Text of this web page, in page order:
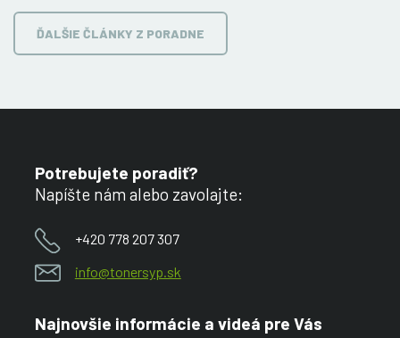
ĎALŠIE ČLÁNKY Z PORADNE
Potrebujete poradiť?
Napíšte nám alebo zavolajte:
+420 778 207 307
info@tonersyp.sk
Najnovšie informácie a videá pre Vás